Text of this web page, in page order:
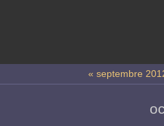
« septembre